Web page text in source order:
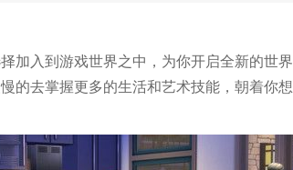
加入到游戏世界之中，为你开启全新的世
的去掌握更多的生活和艺术技能，朝着你